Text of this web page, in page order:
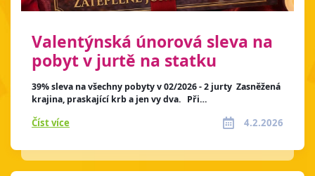
Valentýnská únorová sleva na
pobyt v jurtě na statku
39% sleva na všechny pobyty v 02/2026 - 2 jurty Zasněžená
krajina, praskající krb a jen vy dva. Při…
Číst více 4.2.2026